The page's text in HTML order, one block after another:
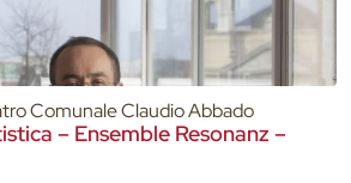
Comunale Claudio Abbado
– Ensemble Resonanz –